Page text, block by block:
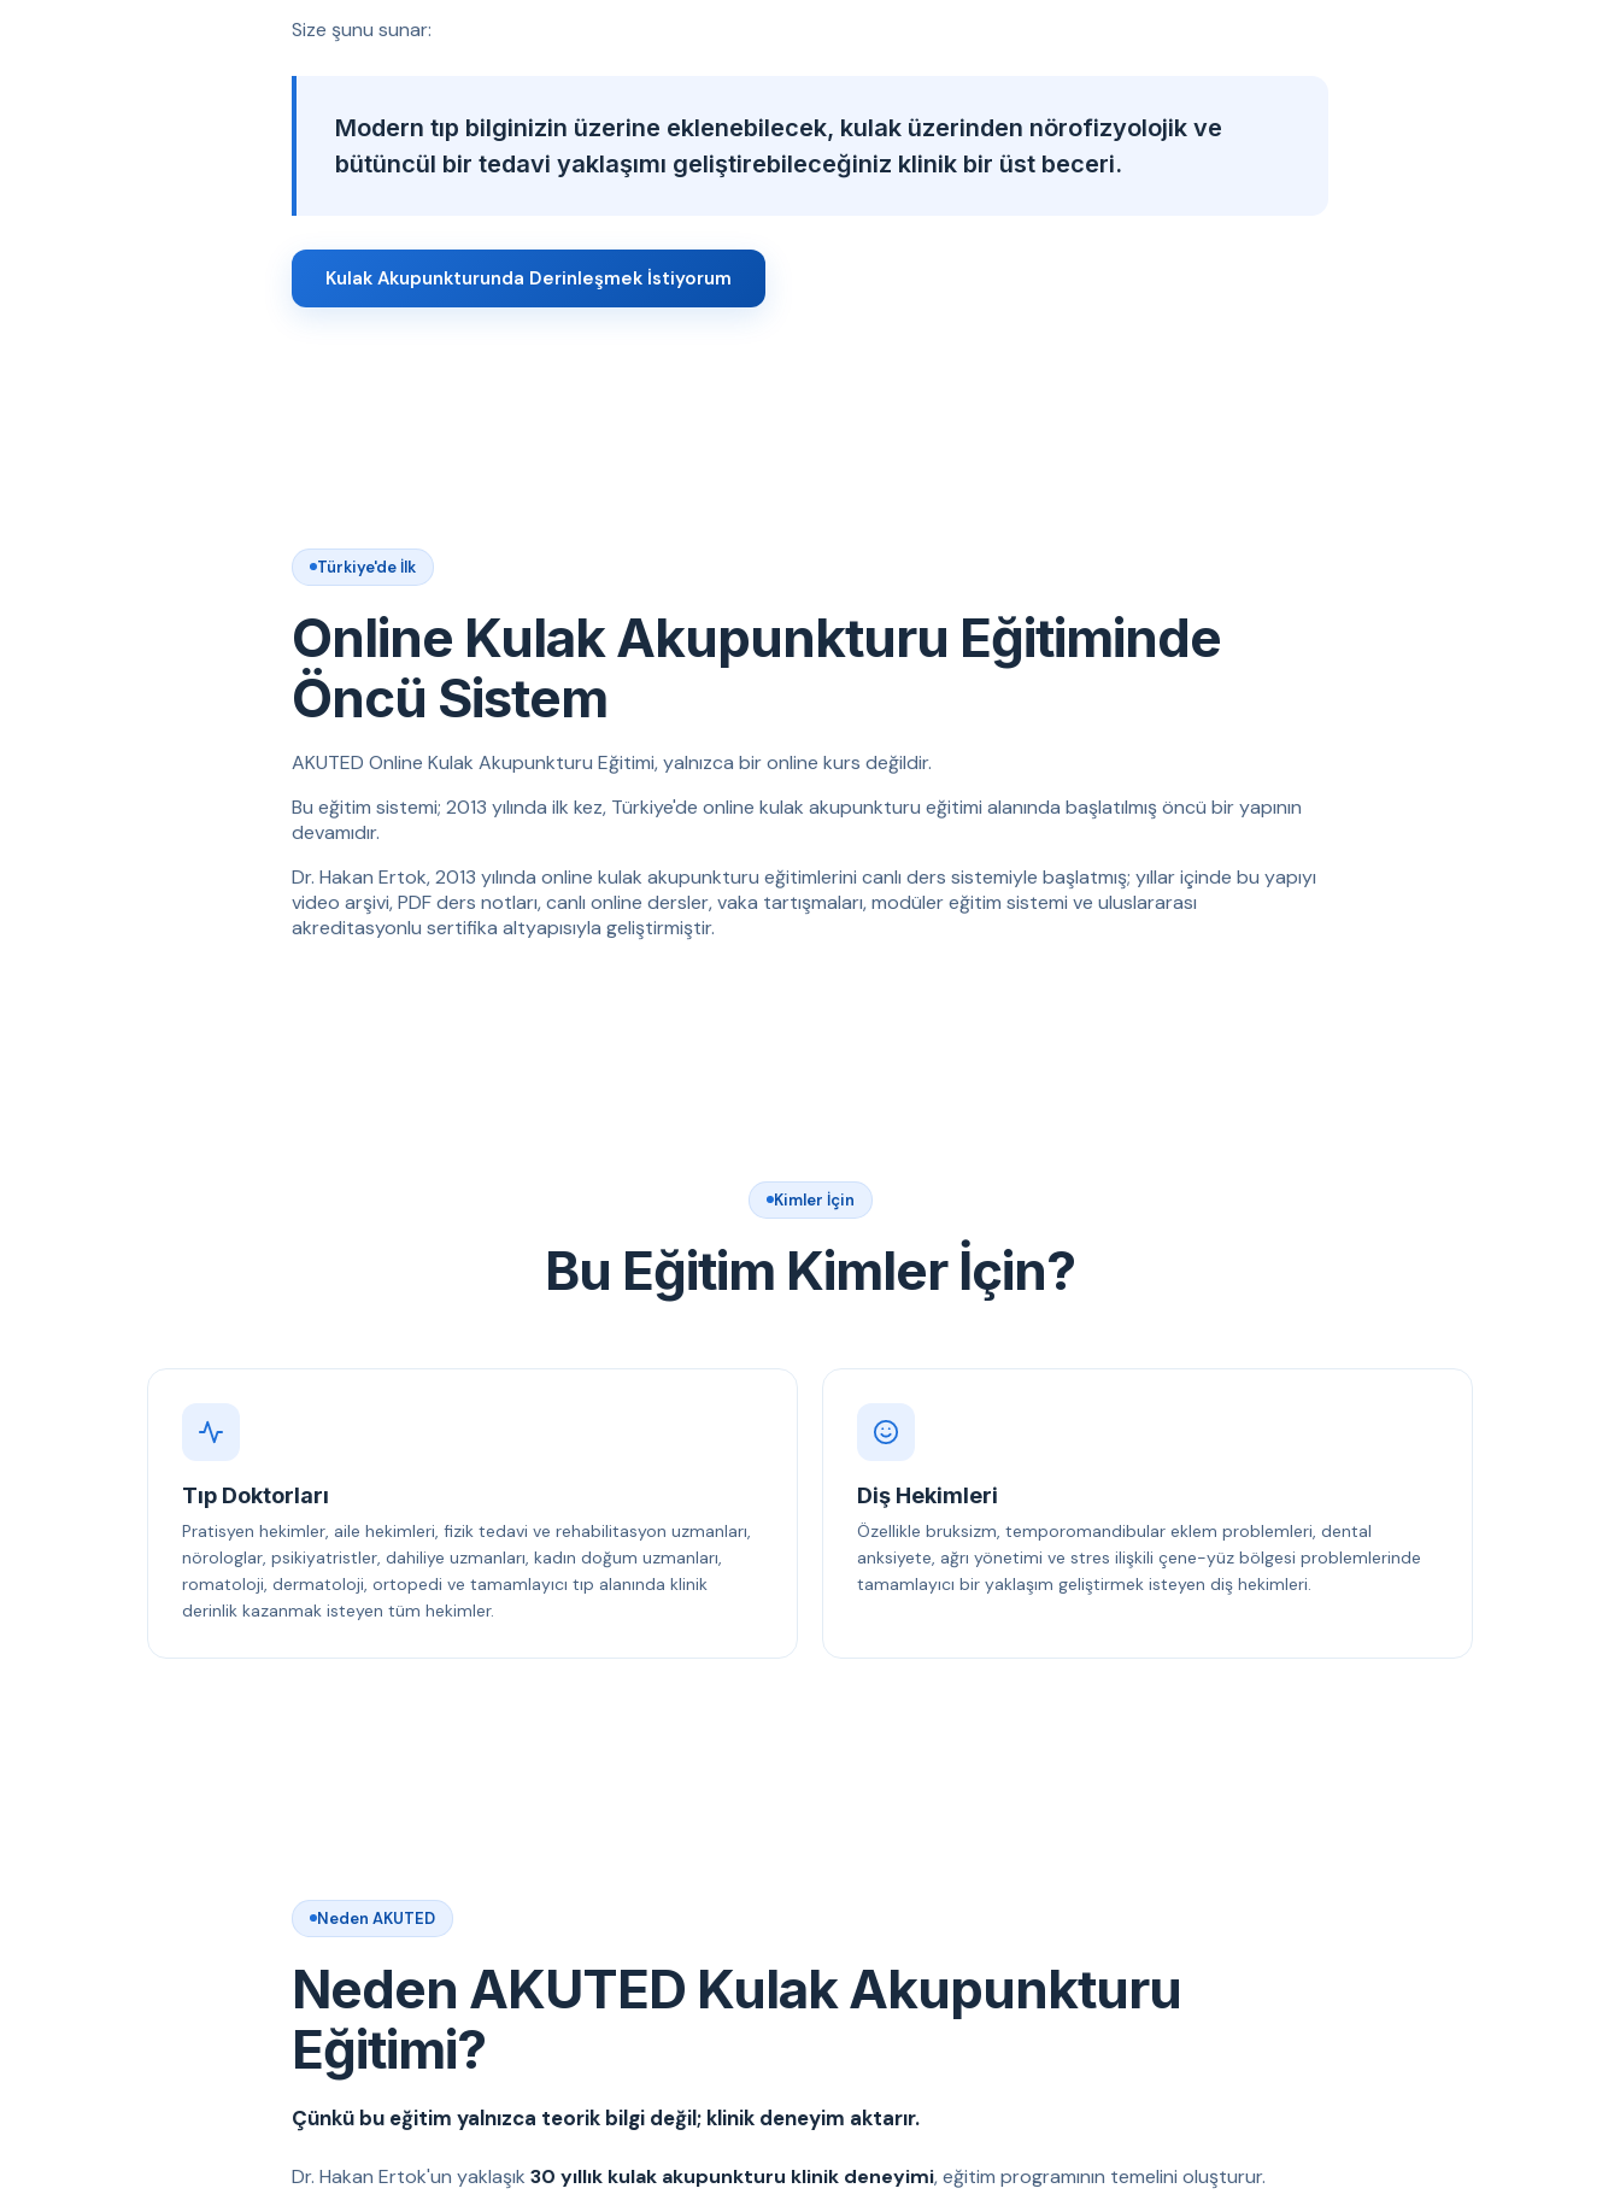
Size şunu sunar:
Modern tıp bilginizin üzerine eklenebilecek, kulak üzerinden nörofizyolojik ve
bütüncül bir tedavi yaklaşımı geliştirebileceğiniz klinik bir üst beceri.
Kulak Akupunkturunda Derinleşmek İstiyorum
Türkiye'de İlk
Online Kulak Akupunkturu Eğitiminde
Öncü Sistem
AKUTED Online Kulak Akupunkturu Eğitimi, yalnızca bir online kurs değildir.
Bu eğitim sistemi; 2013 yılında ilk kez, Türkiye'de online kulak akupunkturu eğitimi alanında başlatılmış öncü bir yapının
devamıdır.
Dr. Hakan Ertok, 2013 yılında online kulak akupunkturu eğitimlerini canlı ders sistemiyle başlatmış; yıllar içinde bu yapıyı
video arşivi, PDF ders notları, canlı online dersler, vaka tartışmaları, modüler eğitim sistemi ve uluslararası
akreditasyonlu sertifika altyapısıyla geliştirmiştir.
Kimler İçin
Bu Eğitim Kimler İçin?
Tıp Doktorları
Pratisyen hekimler, aile hekimleri, fizik tedavi ve rehabilitasyon uzmanları,
nörologlar, psikiyatristler, dahiliye uzmanları, kadın doğum uzmanları,
romatoloji, dermatoloji, ortopedi ve tamamlayıcı tıp alanında klinik
derinlik kazanmak isteyen tüm hekimler.
Diş Hekimleri
Özellikle bruksizm, temporomandibular eklem problemleri, dental
anksiyete, ağrı yönetimi ve stres ilişkili çene-yüz bölgesi problemlerinde
tamamlayıcı bir yaklaşım geliştirmek isteyen diş hekimleri.
Neden AKUTED
Neden AKUTED Kulak Akupunkturu
Eğitimi?
Çünkü bu eğitim yalnızca teorik bilgi değil; klinik deneyim aktarır.
Dr. Hakan Ertok'un yaklaşık 30 yıllık kulak akupunkturu klinik deneyimi, eğitim programının temelini oluşturur.